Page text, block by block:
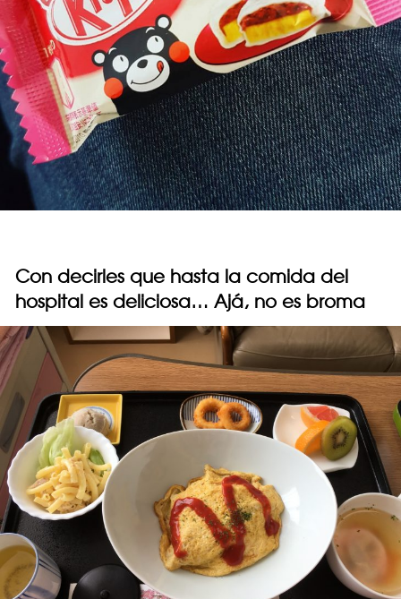
Con decirles que hasta la comida del
hospital es deliciosa… Ajá, no es broma